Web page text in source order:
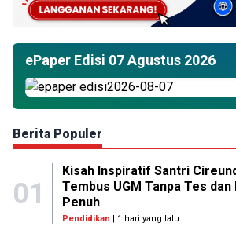
ePaper Edisi 07 Agustus 2026
Berita Populer
01
Kisah Inspiratif Santri
Tembus UGM Tanpa Tes dan
Penuh
Pendidikan | 1 hari yang lalu